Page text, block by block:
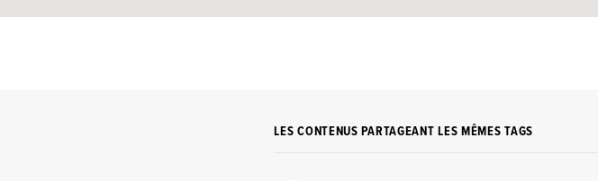
LES CONTENUS PARTAGEANT LES MÊMES TAGS